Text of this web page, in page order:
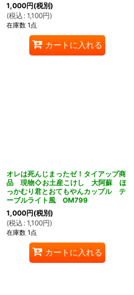
1,000円(税別)
(税込 : 1,100円)
在庫数 1点
カートに入れる
オレは死んじまったゼ！タイアップ商
品 現物◇お土産こけし 大阿蘇 ほ
っかむり君とおてもやんカップル テ
ーブルライト風 OM799
1,000円(税別)
(税込 : 1,100円)
在庫数 1点
カートに入れる